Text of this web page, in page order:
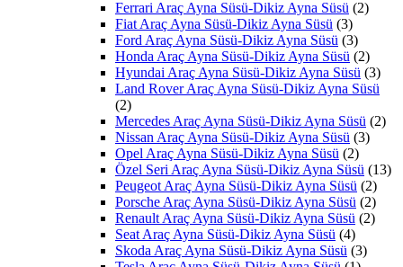
Ferrari Araç Ayna Süsü-Dikiz Ayna Süsü (2)
Fiat Araç Ayna Süsü-Dikiz Ayna Süsü (3)
Ford Araç Ayna Süsü-Dikiz Ayna Süsü (3)
Honda Araç Ayna Süsü-Dikiz Ayna Süsü (2)
Hyundai Araç Ayna Süsü-Dikiz Ayna Süsü (3)
Land Rover Araç Ayna Süsü-Dikiz Ayna Süsü
(2)
Mercedes Araç Ayna Süsü-Dikiz Ayna Süsü (2)
Nissan Araç Ayna Süsü-Dikiz Ayna Süsü (3)
Opel Araç Ayna Süsü-Dikiz Ayna Süsü (2)
Özel Seri Araç Ayna Süsü-Dikiz Ayna Süsü (13)
Peugeot Araç Ayna Süsü-Dikiz Ayna Süsü (2)
Porsche Araç Ayna Süsü-Dikiz Ayna Süsü (2)
Renault Araç Ayna Süsü-Dikiz Ayna Süsü (2)
Seat Araç Ayna Süsü-Dikiz Ayna Süsü (4)
Skoda Araç Ayna Süsü-Dikiz Ayna Süsü (3)